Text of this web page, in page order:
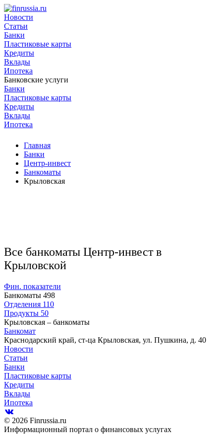
Новости
Статьи
Банки
Пластиковые карты
Кредиты
Вклады
Ипотека
Банковские услуги
Банки
Пластиковые карты
Кредиты
Вклады
Ипотека
Главная
Банки
Центр-инвест
Банкоматы
Крыловская
Все банкоматы Центр-инвест в
Крыловской
Фин. показатели
Банкоматы 498
Отделения 110
Продукты 50
Крыловская – банкоматы
Банкомат
Краснодарский край, ст-ца Крыловская, ул. Пушкина, д. 40
Новости
Статьи
Банки
Пластиковые карты
Кредиты
Вклады
Ипотека
© 2026 Finrussia.ru
Информационный портал о финансовых услугах